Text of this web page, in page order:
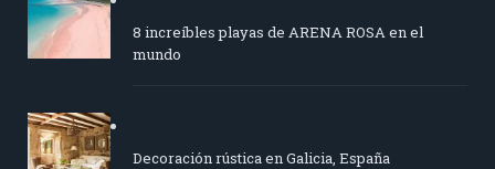
8 increíbles playas de ARENA ROSA en el
mundo
Decoración rústica en Galicia, España